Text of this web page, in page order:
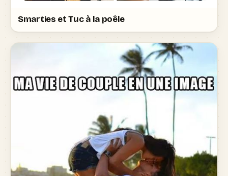
Smarties et Tuc à la poêle